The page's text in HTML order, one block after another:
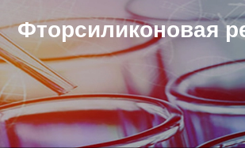
Фторсиликоновая